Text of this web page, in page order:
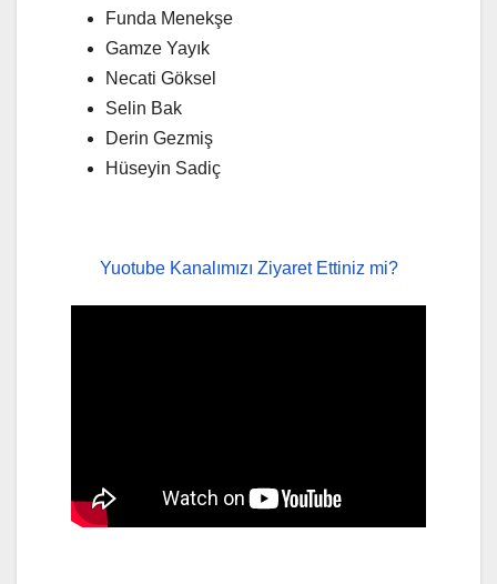
Funda Menekşe
Gamze Yayık
Necati Göksel
Selin Bak
Derin Gezmiş
Hüseyin Sadiç
Yuotube Kanalımızı Ziyaret Ettiniz mi?